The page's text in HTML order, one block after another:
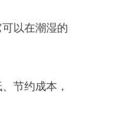
以在潮湿的
节约成本，